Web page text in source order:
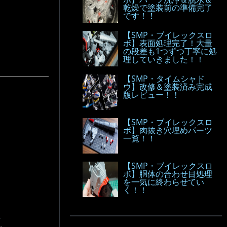
乾燥で塗装前の準備完了
です！！
【SMP・ブイレックスロ
ボ】表面処理完了！大量
の段差も1つずつ丁寧に処
理していきました！！
【SMP・タイムシャド
ウ】改修＆塗装済み完成
版レビュー！！
【SMP・ブイレックスロ
ボ】肉抜き穴埋めパーツ
一覧！！
【SMP・ブイレックスロ
ボ】胴体の合わせ目処理
を一気に終わらせてい
く！！